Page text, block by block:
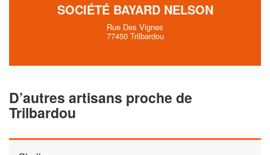
SOCIÉTÉ BAYARD NELSON
Rue Des Vignes
77450 Trilbardou
D’autres artisans proche de
Trilbardou